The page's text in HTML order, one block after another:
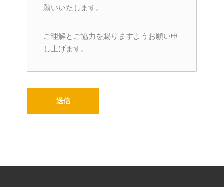
願いいたします。
ご理解とご協力を賜りますようお願い申
し上げます。